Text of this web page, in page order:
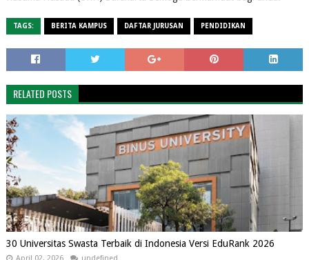
TAGS: BERITA KAMPUS DAFTAR JURUSAN PENDIDIKAN
RELATED POSTS
30 Universitas Swasta Terbaik di Indonesia Versi EduRank 2026